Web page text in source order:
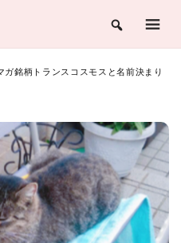
ガ銘柄トランスコスモスと名前決まり